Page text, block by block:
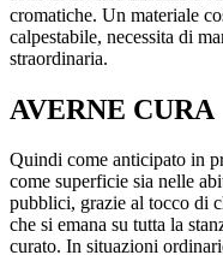
cromatiche. Un materiale
calpestabile, necessita di
straordinaria.
AVERNE CURA
Quindi come anticipato in
come superficie sia nelle
pubblici, grazie al tocco di
che si emana su tutta la
curato. In situazioni